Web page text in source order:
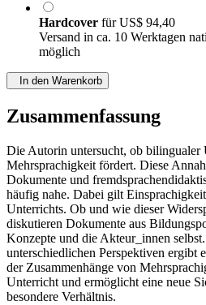
Hardcover fürUS$ 94,40
Versand in ca. 10 Werktagen
möglich
In den Warenkorb
Zusammenfassung
Die Autorin untersucht, ob bilingualer
Mehrsprachigkeit fördert. Diese
Dokumente und
häufig nahe. Dabei gilt
Unterrichts. Ob und wie dieser
diskutieren Dokumente aus
Konzepte und die Akteur_innen
unterschiedlichen Perspektiven ergibt
der Zusammenhänge von
Unterricht und ermöglicht eine neue
besondere Verhältnis.